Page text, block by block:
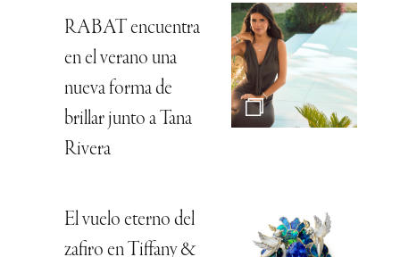
RABAT encuentra
en el verano una
nueva forma de
brillar junto a Tana
Rivera
El vuelo eterno del
zafiro en Tiffany &